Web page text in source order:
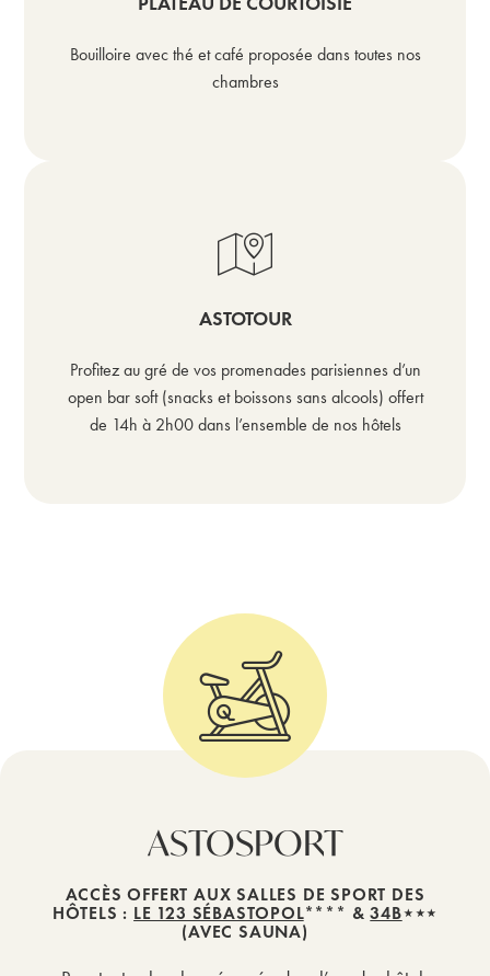
Bouilloire avec thé et café proposée dans toutes nos
chambres
ASTOTOUR
Profitez au gré de vos promenades parisiennes d’un
open bar soft (snacks et boissons sans alcools) offert
de 14h à 2h00 dans l’ensemble de nos hôtels
ASTOSPORT
ACCÈS OFFERT AUX SALLES DE SPORT DES
HÔTELS : LE 123 SÉBASTOPOL**** &34B⋆⋆⋆
(AVEC SAUNA)